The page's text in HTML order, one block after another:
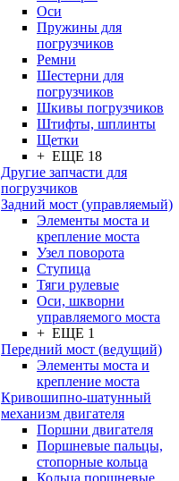
Оси
Пружины для
погрузчиков
Ремни
Шестерни для
погрузчиков
Шкивы погрузчиков
Штифты, шплинты
Щетки
+ ЕЩЕ 18
Другие запчасти для
погрузчиков
Задний мост (управляемый)
Элементы моста и
крепление моста
Узел поворота
Ступица
Тяги рулевые
Оси, шкворни
управляемого моста
+ ЕЩЕ 1
Передний мост (ведущий)
Элементы моста и
крепление моста
Кривошипно-шатунный
механизм двигателя
Поршни двигателя
Поршневые пальцы,
стопорные кольца
Кольца поршневые